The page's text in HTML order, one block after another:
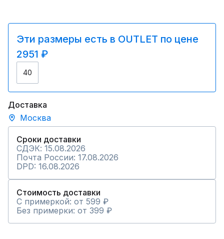
Эти размеры есть в OUTLET по цене
2951 ₽
40
Доставка
Москва
Сроки доставки
СДЭК: 15.08.2026
Почта России: 17.08.2026
DPD: 16.08.2026
Стоимость доставки
С примеркой: от 599 ₽
Без примерки: от 399 ₽